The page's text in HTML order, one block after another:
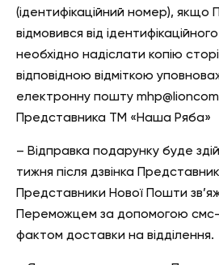
(ідентифікаційний номер), якщо
відмовився від
необхідно надіслати копію
відповідною відміткою
електронну пошту
Представника ТМ «Наша Ряба»
– Відправка подарунку буде
тижня після дзвінка
Представники Нової Пошти
Переможцем за допомогою смс-
фактом доставки на відділення.